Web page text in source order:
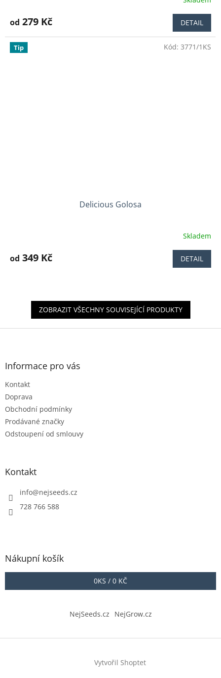
produktu
4,8
od 279 Kč DETAIL
Tip
Delicious Golosa
produktu
hvězdiček.
Skladem
od 349 Kč DETAIL
Kód: 3771/1KS
ZOBRAZIT VŠECHNY SOUVISEJÍCÍ PRODUKTY
Z
Informace pro vás
Kontakt
Doprava
Obchodní podmínky
Prodávané značky
Odstoupení od smlouvy
Kontakt
info@nejseeds.cz
728 766 588
Nákupní košík
0KS / 0 KČ
NejSeeds.cz NejGrow.cz
Vytvořil Shoptet